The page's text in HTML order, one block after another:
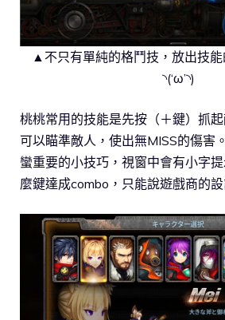
▲不只有單純的格鬥技，放出技
◝(‘ω’◝)
桃桃常用的技能是先按（＋鍵）抓
可以瞄準敵人，使出無MISS的傷害
蠻重要的小技巧，視窗中會有小字
麼鍵達成combo，只能說遊戲商的